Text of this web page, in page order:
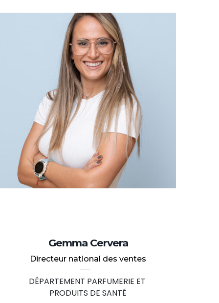
Gemma Cervera
Directeur national des ventes
DÉPARTEMENT PARFUMERIE ET ​​
PRODUITS DE SANTÉ